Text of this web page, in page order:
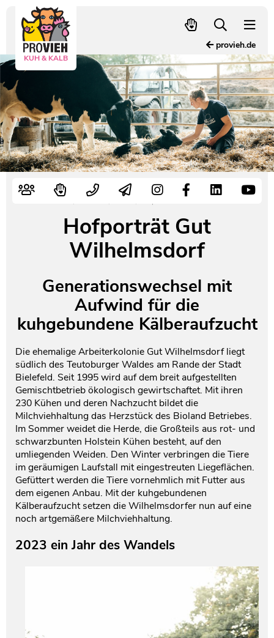
KUH & KALB
provieh.de
Slider
Schnellwahl
Hofporträt Gut
Wilhelmsdorf
Generationswechsel mit
Aufwind für die
kuhgebundene Kälberaufzucht
Die ehemalige Arbeiterkolonie Gut Wilhelmsdorf liegt
südlich des Teutoburger Waldes am Rande der Stadt
Bielefeld. Seit 1995 wird auf dem breit aufgestellten
Gemischtbetrieb ökologisch gewirtschaftet. Mit ihren
230 Kühen und deren Nachzucht bildet die
Milchviehhaltung das Herzstück des Bioland Betriebes.
Im Sommer weidet die Herde, die Großteils aus rot- und
schwarzbunten Holstein Kühen besteht, auf den
umliegenden Weiden. Den Winter verbringen die Tiere
im geräumigen Laufstall mit eingestreuten Liegeflächen.
Gefüttert werden die Tiere vornehmlich mit Futter aus
dem eigenen Anbau. Mit der kuhgebundenen
Kälberaufzucht setzen die Wilhelmsdorfer nun auf eine
noch artgemäßere Milchviehhaltung.
2023 ein Jahr des Wandels